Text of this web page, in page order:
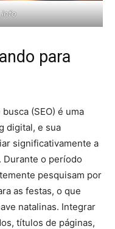
para
(SEO) é uma
digital, e sua
significativamente a
o período
pesquisam por
as festas, o que
natalinas. Integrar
títulos de páginas,